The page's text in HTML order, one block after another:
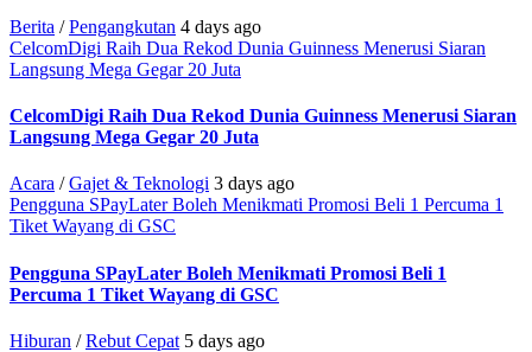
Berita /Pengangkutan 4 days ago
CelcomDigi Raih Dua Rekod Dunia Guinness Menerusi Siaran
Langsung Mega Gegar 20 Juta
CelcomDigi Raih Dua Rekod Dunia Guinness Menerusi Siaran
Langsung Mega Gegar 20 Juta
Acara /Gajet & Teknologi 3 days ago
Pengguna SPayLater Boleh Menikmati Promosi Beli 1 Percuma 1
Tiket Wayang di GSC
Pengguna SPayLater Boleh Menikmati Promosi Beli 1
Percuma 1 Tiket Wayang di GSC
Hiburan /Rebut Cepat 5 days ago